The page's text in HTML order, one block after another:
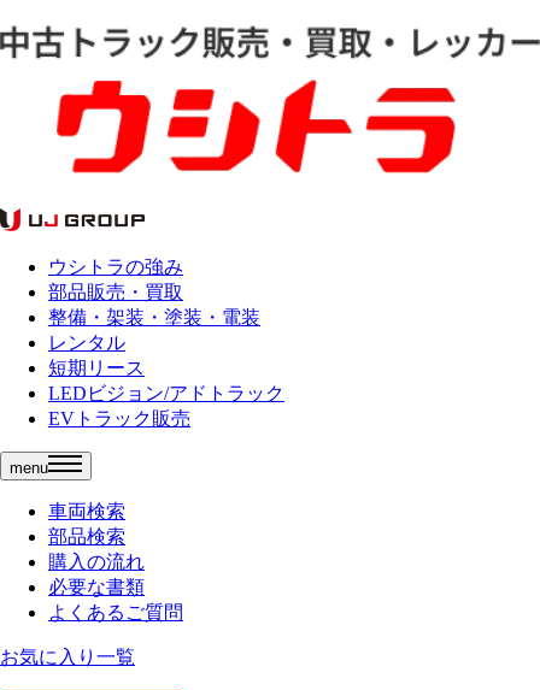
ウシトラの強み
部品販売・買取
整備・架装・塗装・電装
レンタル
短期リース
LEDビジョン/アドトラック
EVトラック販売
menu
車両検索
部品検索
購入の流れ
必要な書類
よくあるご質問
お気に入り一覧